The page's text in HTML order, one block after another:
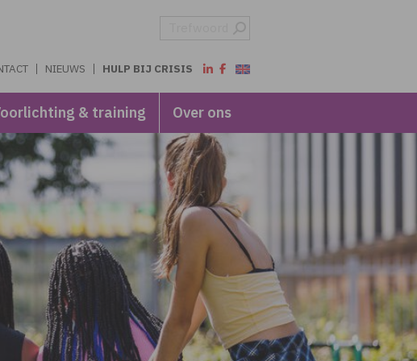
NIEUWS HULP BIJ CRISIS
& training Over ons